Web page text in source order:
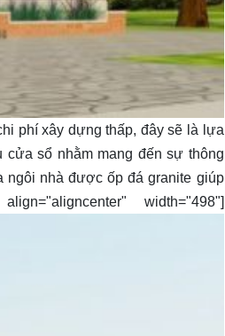
phí xây dựng thấp, đây sẽ là lựa
sổ nhằm mang đến sự thông
ngôi nhà được ốp đá granite giúp
width="498"]